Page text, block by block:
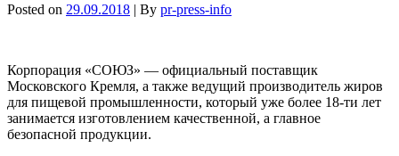
Posted on 29.09.2018 | By pr-press-info
Корпорация «СОЮЗ» — официальный поставщик
Московского Кремля, а также ведущий производитель жиров
для пищевой промышленности, который уже более 18-ти лет
занимается изготовлением качественной, а главное
безопасной продукции.